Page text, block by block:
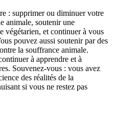
: supprimer ou diminuer votre
animale, soutenir une
végétarien, et continuer à vous
pouvez aussi soutenir par des
la souffrance animale.
à apprendre et à
Souvenez-vous : vous avez
des réalités de la
si vous ne restez pas